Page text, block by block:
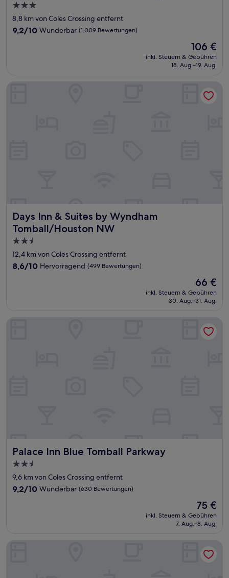
3.0-
Sterne-
Unterkunft
8,8 km von Coles Crossing entfernt
9.2
9,2/10 Wunderbar (1.009 Bewertungen)
Der
Preis
beträgt
106 €
inkl. Steuern & Gebühren
18. Aug.–19. Aug.
Days Inn & Suites by Wyndham
Tomball/Houston NW
Days Inn & Suites by Wyndham Tomball/Houston NW
2.5-
Sterne-
Unterkunft
12,4 km von Coles Crossing entfernt
8.6
8,6/10 Hervorragend (499 Bewertungen)
Der
Preis
beträgt
66 €
inkl. Steuern & Gebühren
30. Aug.–31. Aug.
Palace Inn Blue Tomball Parkway
Palace Inn Blue Tomball Parkway
2.5-
Sterne-
Unterkunft
9,6 km von Coles Crossing entfernt
9.2
9,2/10 Wunderbar (630 Bewertungen)
Der
Preis
beträgt
75 €
inkl. Steuern & Gebühren
7. Aug.–8. Aug.
Palace Inn Blue Tomball Parkway